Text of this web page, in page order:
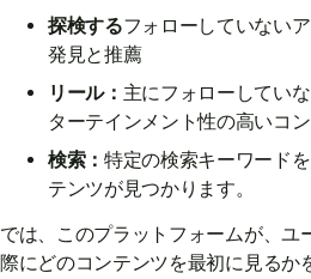
探検するフォローしていない
発見と推薦
リール： 主にフォローしてい
ターテインメント性の高いコ
検索：特定の検索キーワード
テンツが見つかります。
では、このプラットフォームが、ユ
際にどのコンテンツを最初に見るか